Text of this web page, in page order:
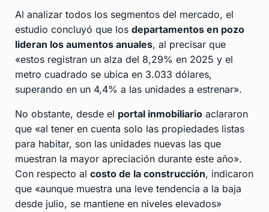
Al analizar todos los segmentos del mercado, el
estudio concluyó que los departamentos en pozo
lideran los aumentos anuales, al precisar que
«estos registran un alza del 8,29% en 2025 y el
metro cuadrado se ubica en 3.033 dólares,
superando en un 4,4% a las unidades a estrenar».
No obstante, desde el portal inmobiliario aclararon
que «al tener en cuenta solo las propiedades listas
para habitar, son las unidades nuevas las que
muestran la mayor apreciación durante este año».
Con respecto al costo de la construcción, indicaron
que «aunque muestra una leve tendencia a la baja
desde julio, se mantiene en niveles elevados»